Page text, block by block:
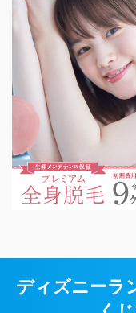
ディズニーラ